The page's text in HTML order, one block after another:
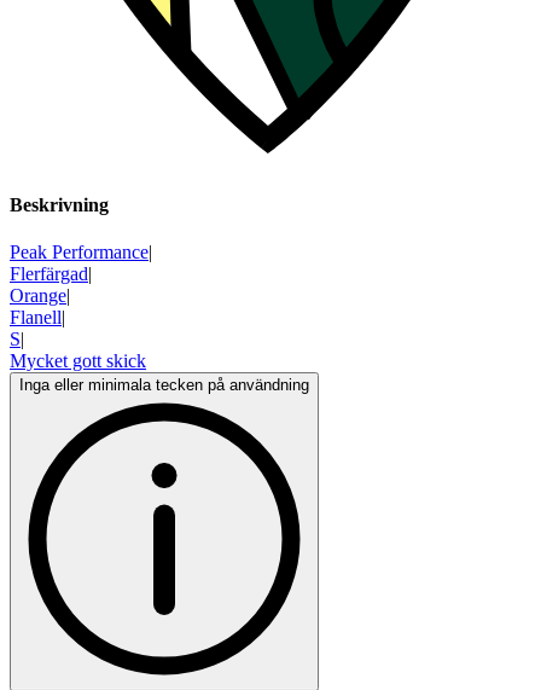
Beskrivning
Peak Performance|
Flerfärgad|
Orange|
Flanell|
S|
Mycket gott skick
Inga eller minimala tecken på användning